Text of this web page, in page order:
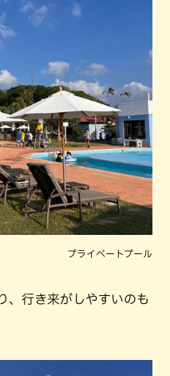
プライベートプール
、行き来がしやすいのも